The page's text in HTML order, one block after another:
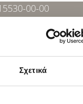
Σχετικά
00-00
ΜΑΣ